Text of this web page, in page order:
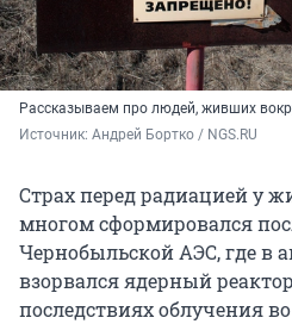
Рассказываем про людей, живших
Источник: Андрей Бортко / NGS.RU
Страх перед радиацией у
многом сформировался
Чернобыльской АЭС, где в
взорвался ядерный
последствиях облучения